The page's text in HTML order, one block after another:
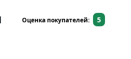
Оценка покупателей: 5